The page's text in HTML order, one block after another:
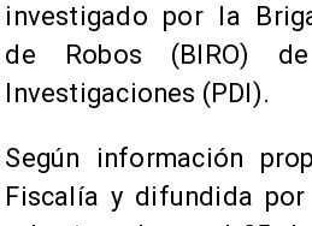
investigado por la
de Robos (BIRO)
Investigaciones (PDI).
Según información
Fiscalía y difundida